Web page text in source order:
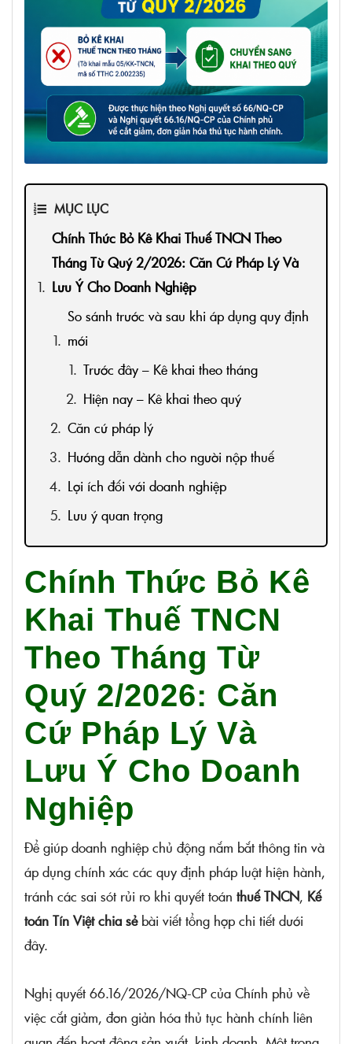
MỤC LỤC
Chính Thức Bỏ Kê Khai Thuế TNCN Theo
Tháng Từ Quý 2/2026: Căn Cứ Pháp Lý Và
Lưu Ý Cho Doanh Nghiệp
So sánh trước và sau khi áp dụng quy định
mới
Trước đây – Kê khai theo tháng
Hiện nay – Kê khai theo quý
Căn cứ pháp lý
Hướng dẫn dành cho người nộp thuế
Lợi ích đối với doanh nghiệp
Lưu ý quan trọng
Chính Thức Bỏ Kê
Khai Thuế TNCN
Theo Tháng Từ
Quý 2/2026: Căn
Cứ Pháp Lý Và
Lưu Ý Cho Doanh
Nghiệp
Để giúp doanh nghiệp chủ động nắm bắt thông tin và
áp dụng chính xác các quy định pháp luật hiện hành,
tránh các sai sót rủi ro khi quyết toán thuế TNCN, Kế
toán Tín Việt chia sẻbài viết tổng hợp chi tiết dưới
đây.
Nghị quyết 66.16/2026/NQ-CP của Chính phủ về
việc cắt giảm, đơn giản hóa thủ tục hành chính liên